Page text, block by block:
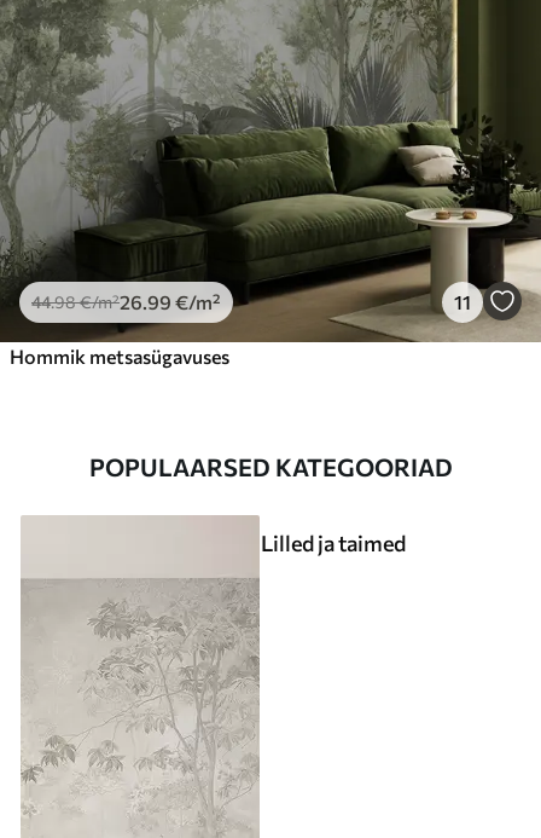
44.98€/m²26.99 €/m² 11
Hommik metsasügavuses
POPULAARSED KATEGOORIAD
Lilled ja taimed